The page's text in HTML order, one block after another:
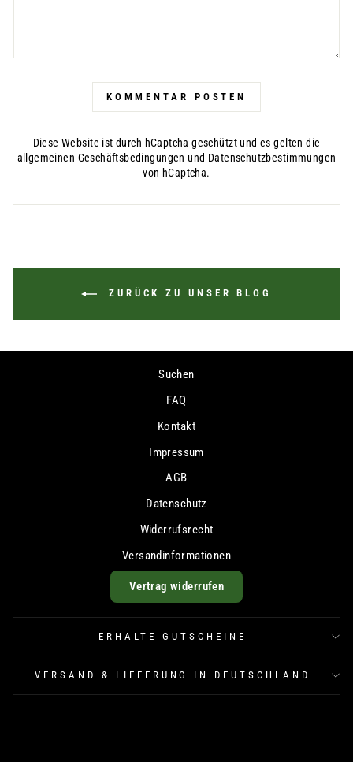
KOMMENTAR POSTEN
Diese Website ist durch hCaptcha geschützt und es gelten die
allgemeinen Geschäftsbedingungen und Datenschutzbestimmungen
von hCaptcha.
ZURÜCK ZU UNSER BLOG
Suchen
FAQ
Kontakt
Impressum
AGB
Datenschutz
Widerrufsrecht
Versandinformationen
Vertrag widerrufen
ERHALTE GUTSCHEINE
VERSAND & LIEFERUNG IN DEUTSCHLAND